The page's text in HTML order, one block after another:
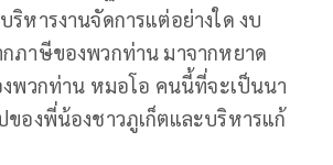
ริหารงานจัดการแต่อย่างใด งบ
ภาษีของพวกท่าน มาจากหยาด
งพวกท่าน หมอโอ คนนี้ที่จะเป็นนา
องพี่น้องชาวภูเก็ตและบริหารแก้